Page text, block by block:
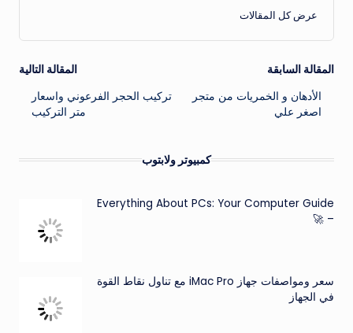
عرض كل المقالات
تصفّح
المقالات
المقالة السابقة
الأدهان و الخمريات من متجر
اصغر علي
المقالة التالية
تركيب الحجر الفرعوني واسعار
متر التركيب
كمبيوتر ولابتوب
Everything About PCs: Your Computer Guide
– 🚀
سعر ومواصفات جهاز iMac Pro مع تناول نقاط القوة
في الجهاز